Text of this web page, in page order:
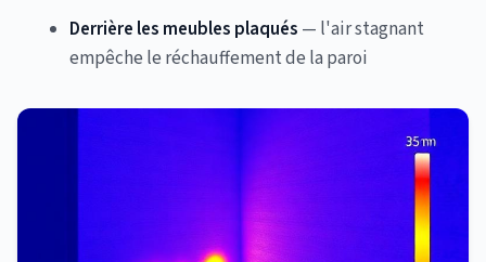
Derrière les meubles plaqués — l'air stagnant
empêche le réchauffement de la paroi